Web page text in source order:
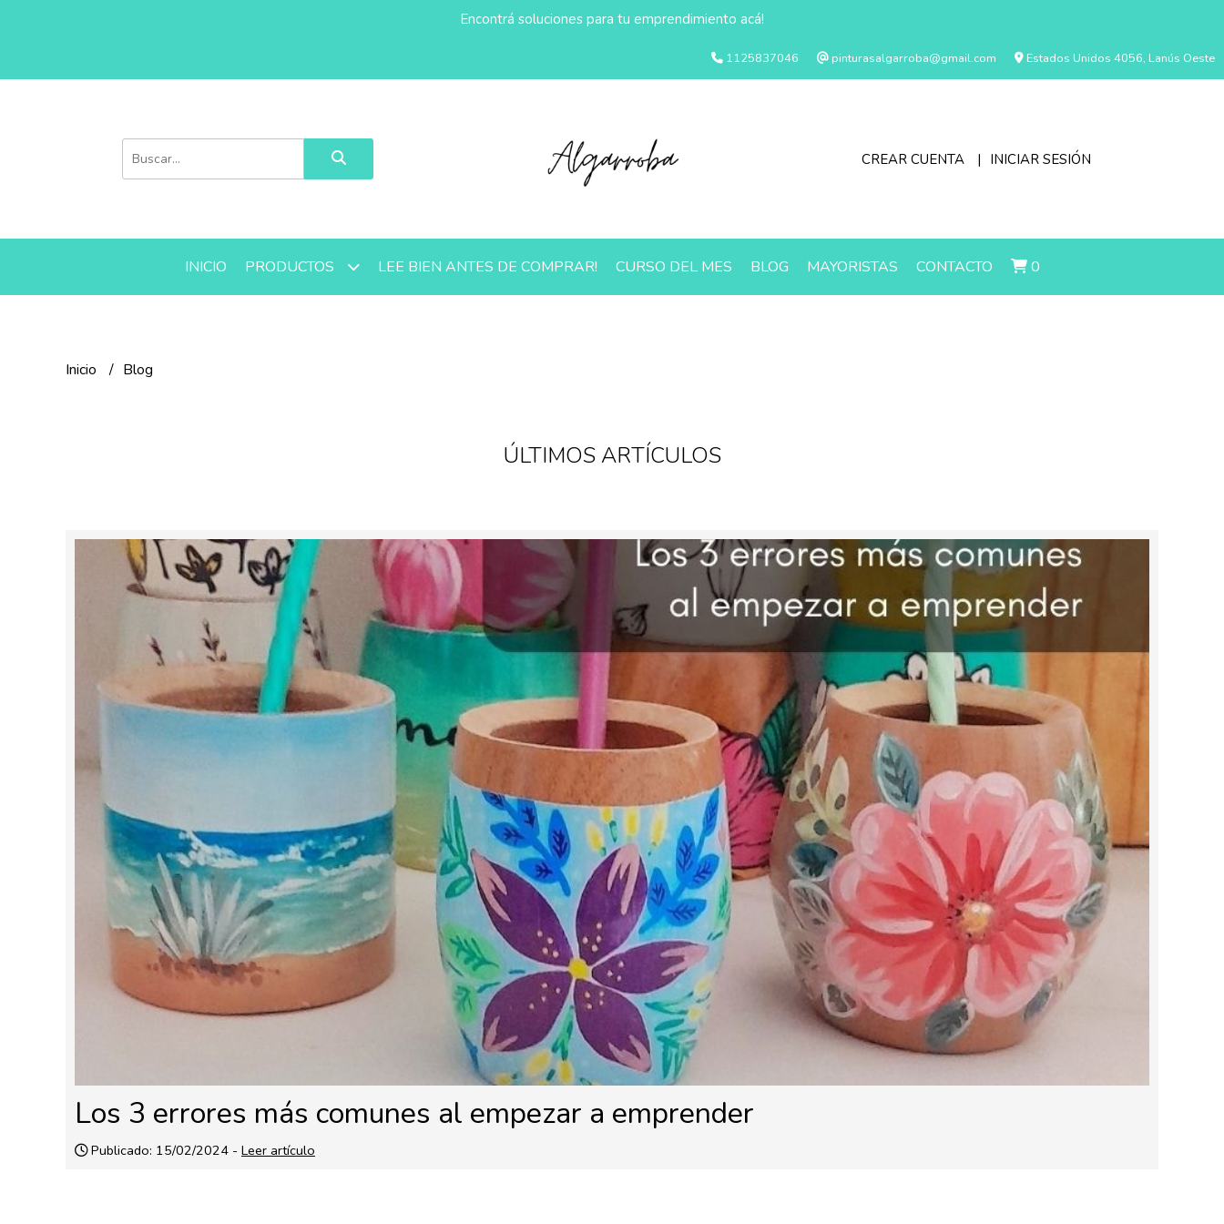
Encontrá soluciones para tu emprendimiento acá!
1125837046 pinturasalgarroba@gmail.com Estados Unidos 4056, Lanús Oeste
CREAR CUENTA INICIAR SESIÓN
INICIO PRODUCTOS LEE BIEN ANTES DE COMPRAR! CURSO DEL MES BLOG MAYORISTAS CONTACTO 0
Inicio Blog
ÚLTIMOS ARTÍCULOS
Los 3 errores más comunes al empezar a emprender
Publicado: 15/02/2024 - Leer artículo